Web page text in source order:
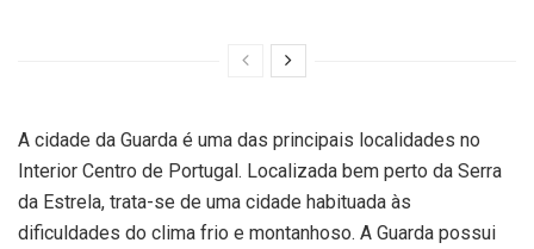
A cidade da Guarda é uma das principais localidades no
Interior Centro de Portugal. Localizada bem perto da Serra
da Estrela, trata-se de uma cidade habituada às
dificuldades do clima frio e montanhoso. A Guarda possui